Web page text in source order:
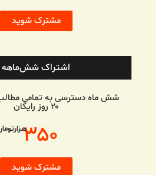
مشترک شوید
اشتراک شش‌ماهه
شش ماه دسترسی به تمامی
۲۰ روز رایگان
۳۵۰
مشترک شوید